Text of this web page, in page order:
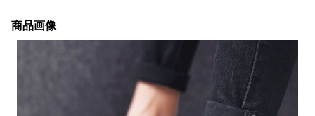
商品画像